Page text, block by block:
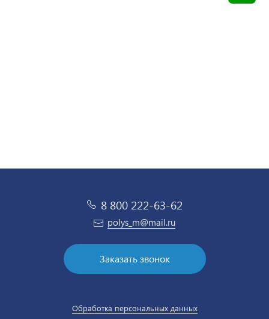
Холодильная горка Brandford VR 2080.800 375
Горка среднетемпературная LEVIN BRENTA DG
Холодильная горка Brandford VR 2240.800 250
Холодильная горка Brandford IKAR Slim 190
8 800 222-63-62
polys_m@mail.ru
Заказать звонок
Обработка персональных данных